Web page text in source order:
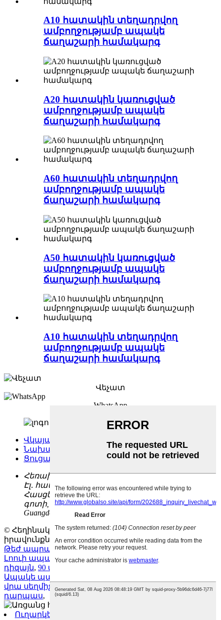
A10 հատակին տեղադրվող
ամբողջությամբ ապակե
ճաղաշարի համակարգ
A20 հատակին կառուցված
ամբողջությամբ ապակե
ճաղաշարի համակարգ
A60 հատակին տեղադրվող
ամբողջությամբ ապակե
ճաղաշարի համակարգ
A50 հատակին կառուցված
ամբողջությամբ ապակե
ճաղաշարի համակարգ
A10 հատակին տեղադրվող
ամբողջությամբ ապակե
ճաղաշարի համակարգ
Վեչատ
WhatsApp
Վկայական
Նախագծերի հղումներ
Ցուցահանդես
Հեռախոսահամար՝ 0086-(0)757-86253941
Էլ․ հասցե։ jason@allglassrailing.com
Հասցե՝
Թիվ 3, Xuanwan արդյունաբերական
գոտի, Shishan Town, Nanhai District, Foshan,
Guangdong, China
© Հեղինակային իրավունք - 2010-2025: Բոլոր
իրավունքները պաշտպանված են։
Թեժ ապրանքներ-Կայքի քարտեզ-
Լոուի ապակե ճաղաշարը,Ապակե պատշգամբի
դիզայն, 90 աստիճանի թևք ապակու վրա սեղմիչ
Ապակե պատշգամբի ճաղաշարեր
վրա սեղմիչ ,Ապակե լողավազանի ցանկապատի
դարպաս,
Ուղարկել էլ. փոստ